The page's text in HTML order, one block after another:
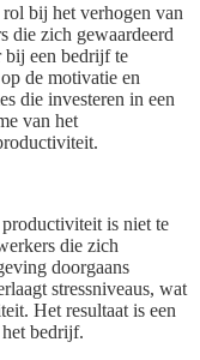
bij het verhogen van
die zich gewaardeerd
bij een bedrijf te
de motivatie en
die investeren in een
van het
is niet te
die zich
doorgaans
stressniveaus, wat
Het resultaat is een
bedrijf.